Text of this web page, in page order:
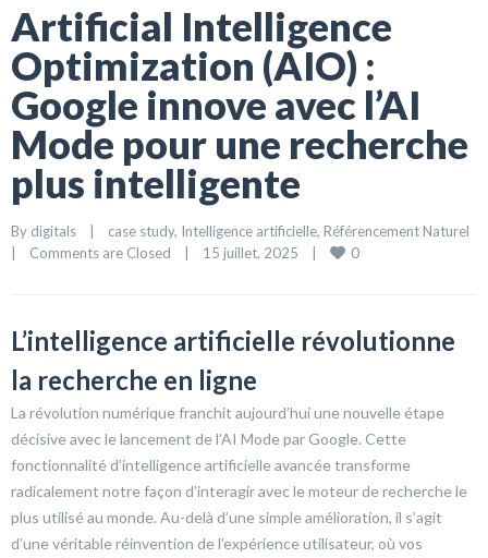
Artificial Intelligence
Optimization (AIO) :
Google innove avec l’AI
Mode pour une recherche
plus intelligente
By digitals | case study, Intelligence artificielle, Référencement Naturel
|
Comments are Closed | 15 juillet, 2025 | 0
L’intelligence artificielle révolutionne
la recherche en ligne
La révolution numérique franchit aujourd’hui une nouvelle étape
décisive avec le lancement de l’AI Mode par Google. Cette
fonctionnalité d’intelligence artificielle avancée transforme
radicalement notre façon d’interagir avec le moteur de recherche le
plus utilisé au monde. Au-delà d’une simple amélioration, il s’agit
d’une véritable réinvention de l’expérience utilisateur, où vos